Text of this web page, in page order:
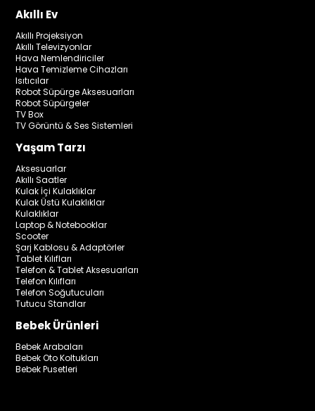
Akıllı Ev
Akıllı Projeksiyon
Akıllı Televizyonlar
Hava Nemlendiriciler
Hava Temizleme Cihazları
Isıtıcılar
Robot Süpürge Aksesuarları
Robot Süpürgeler
TV Box
TV Görüntü & Ses Sistemleri
Yaşam Tarzı
Aksesuarlar
Akıllı Saatler
Kulak İçi Kulaklıklar
Kulak Üstü Kulaklıklar
Kulaklıklar
Laptop & Notebooklar
Scooter
Şarj Kablosu & Adaptörler
Tablet Kılıfları
Telefon & Tablet Aksesuarları
Telefon Kılıfları
Telefon Soğutucuları
Tutucu Standlar
Bebek Ürünleri
Bebek Arabaları
Bebek Oto Koltukları
Bebek Pusetleri